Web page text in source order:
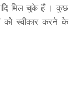
मिल चुके हैं । कुछ
को स्वीकार करने के